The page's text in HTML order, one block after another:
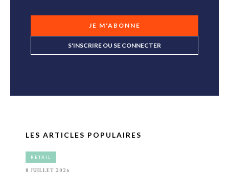
JE M'ABONNE
S'INSCRIRE OU SE CONNECTER
LES ARTICLES POPULAIRES
RETAIL
8 JUILLET 2026